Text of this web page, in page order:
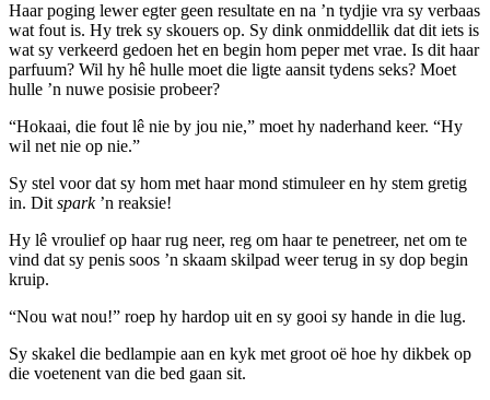
Haar poging lewer egter geen resultate en na ’n tydjie vra sy verbaas
wat fout is. Hy trek sy skouers op. Sy dink onmiddellik dat dit iets is
wat sy verkeerd gedoen het en begin hom peper met vrae. Is dit haar
parfuum? Wil hy hê hulle moet die ligte aansit tydens seks? Moet
hulle ’n nuwe posisie probeer?
“Hokaai, die fout lê nie by jou nie,” moet hy naderhand keer. “Hy
wil net nie op nie.”
Sy stel voor dat sy hom met haar mond stimuleer en hy stem gretig
in. Dit spark ’n reaksie!
Hy lê vroulief op haar rug neer, reg om haar te penetreer, net om te
vind dat sy penis soos ’n skaam skilpad weer terug in sy dop begin
kruip.
“Nou wat nou!” roep hy hardop uit en sy gooi sy hande in die lug.
Sy skakel die bedlampie aan en kyk met groot oë hoe hy dikbek op
die voetenent van die bed gaan sit.